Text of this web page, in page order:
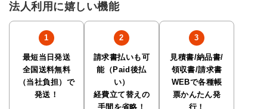
法人利用に嬉しい機能
最短当日発送
全国送料無料
（当社負担）で
発送！
請求書払いも可
能（Paid後払
い）
経費立て替えの
手間を省略！
見積書/納品書/
領収書/請求書
WEBで各種帳
票かんたん発
行！